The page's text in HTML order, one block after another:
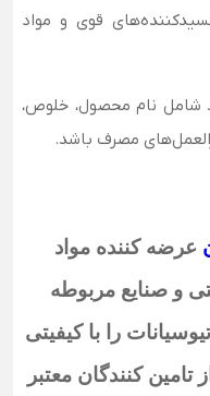
قوی و مواد
شامل نام محصول، خلوص،
مصرف باشد.
عرضه کننده مواد
و صنایع مربوطه
را با کیفیتی
کنندگان معتبر